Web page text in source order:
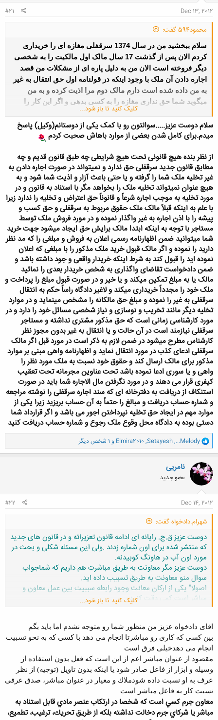
Dec 13, 2012
#21
محمود594 گفت:
سلام ببخشید من در سال 1374 سرقفلی مغازه ای را خریداری
کردم الان پس از گذشت 17 سال مالک اول مالکیت را به شخصی
دیگر فروخته است الان من به دلیل پاره ای از مشکلات من قصد
اجاره دادن آن ملک با وجود اینکه در قولنامه اول حق انتقال به غیر
به من داده شده است دارم مالک دوم مرا اذیت کرده و به من
میگوید شما حق نداری مغازه را به کسی بدهی و اگر این کار را
بکنی من از تو شکایت میکنم و طبق قانون نمیدونم فلان سال
تقاضای ملکم میکنم و ملک را از تو برمیدارم وتو مجبوری که هر
قیمتی دادگاه گفت ملک را به من بدهی.سوال دیگرم اینه که اگر
سرقفلی مغازه بگیرد ومالک همان مغازه نیز طالب خرید سرقفلی
باشد ولی بر سر قیمت توافق حاصل نشود و قیمتپیشنهادی
مستاجر بالاتر از قیمتی باشد که مالک در نظر داشته آیا مالک می
تواند مانع انجام معامله سرقفلی مغازه مورد بحث با شخص ثالث
شود یا خیر ؟ با عنایت به اینکه درمتن اجاره نامه و قولنامه خرید
سرقفلی حق انتقال به غیر به مستاجر داده شده
الان حدود 1 سال
هم هست که مال الجاره رو از من نمیگیره فکر کنم تصمیم داره به
بهانه پرداخت نکردن مال الجاره میخواد تخلیه ملک رو بگیره و
مغازه رو از دستم در بیاره
باتشکر
عاجزانه از شما تقاضا دارم مرا راهنمایی کنید..با آرزوی توفیق برای
شما
کلیک کنید تا باز شود...
سلام دوست عزیز.....سوالتون رو با کمک یکی از دوستانم(وکیل) پاسخ
میدم.برای کامل شدن بعضی از موارد باهاش صحبت کردم
از نظر بنده هیچ قانونی تحت هیچ شرایطی چه طبق قانون قدیم و چه
مطابق قانون جدید سرقفلی حق ندارد و نمیتواند در صورت اجاره دادن به
غیر تخلیه ملک شما را گرفته و یا حتی باعث آزار و اذیت شما شود و به
هیچ عنوان نمیتواند تخلیه ملک را بخواهد مگر با استناد به قانون و در
مورد تخلیه به موجب اجاره شرعاً و قانوناً حق اعتراض و تخلیه را ندارد زیرا
با علم به اینکه قبلاً مالک ملک حقوق مربوط به سرقفلی و حق کسب و
پیشه را با اذن اجاره به غیر واگذار نموده و در مورد فروش ملک توسط
مستاجر با توجه به اینکه ابتدا مالک برایش حق ایجاد میشود جهت خرید
شما میتوانید ضمن اظهارنامه رسمی اعلان به فروش و مبلغی را که مد نظر
دارید را نموده و اگر مالک قبول خرید ملک مذکور را با مبلغی که اعلان
نموده اید را قبول کند به شرط اینکه خریدار واقعی و جود داشته باشد و
ضمن دادخواست تقاضای واگذاری به شخص خریدار بعدی را نمائید
مالک یا به مبلغ تمکین میکند و یا خیر و در صورت قبول مبلغ را پرداخت و
ملک خود را مجدداً خریداری میکند و لاغیر دادگاه راساً حکم به انتقال
سرقفلی به غیر را نموده و مبلغ حق مالکانه را مشخص مینماید و در موارد
تخلیه دیگر مانند تخریب و نوسازی و نیاز شخصی مسائل خود را دارد و در
مورد کارشناسی زمانی است که حق مذکور مشتری نداشته و مستاجر
سرقفلی نیازمند است در آن حالت و یا انتقال به غیر بدون مجوز نظر
کارشناس مطرح میشود در ضمن لازم به ذکر است در مورد قبل اگر مالک
سرقفلی ادعای کذب در مورد انتقال نماید و اظهارنامه واهی مبنی بر موارد
مذکور برای مالک ارسال کند و حقوق خود نسبت به ملک مورد نظر را
واهی و یا سوری ادعا نموده باشد تحت عناوین مجرمانه تحت تعقیب
کیفری قرار می دهند و در مورد نگرفتن مال الاجاره شما باید در صورت
استنکاف از دریافت به دفترخانه ای که سند اجاره سرقفلی را نوشته مراجعه
و شماره حساب دریافت و مبالغ را حتماً به آن حساب بریزید زیرا یکی از
موارد مهم در ایجاد حق تخلیه نپرداختن اجور می باشد و اگر قرارداد شما
دستی بوده به دادگاه محل وقوع ملک رجوع و شماره حساب دریافت کنید
و
ا
ک
ن
ش
ه
ا
...Melody
,
Setayesh
,
Elmira2010 و 1 شخص دیگر
نامریی
عضو جدید
Dec 14, 2012
#22
شهرام.دادخواه گفت:
دوست عزیز ق.ج. رایانه ای ادامه قانون تعزیراته و در قانون های جدید
که منتشر شده برای اون شماره زدند .ولی این مسئله شکلی و بحث در
مورد اون آب در هاونگ کوبیدنه.
دوست عزیز مگر معاونت به طریق مباشرت هم داریم که شماجواب
سوال منو معاونت به طریق تسبیب داده اید.
اصولا" یکی از ارکان معانت وجود رابطه سببیت بین عمل معاون و
مباشر است.کمی دقت کنید.کلیک کنید تا باز شود...
اقای دادخواه عزیز من منظور شما رو متوجه نشدم اما باید بگم
بین کسی که کاری رو مباشرتا انجام می دهد با کسی که به نحو تسبیب
انجام می دهدخیلی فرق است
مقصود از عنوان مباشر اعم از اين است كه فعل بدون استفاده از
وسيله و ابزار از فاعل صادر شود يا اينكه بدون تاويل (توجيه) از نظر
عرف به او نسبت داده شودملاك و معيار در عنوان مباشر، صدق عرفى
نسبت كار به فاعل مباشر است
معاون جرم كسي است كه شخصا در ارتكاب عنصر مادي قابل استناد به
مباشر يا شركاي جرم دخالت نداشته بلكه از طريق تحريك، ترغيب، تطميع،